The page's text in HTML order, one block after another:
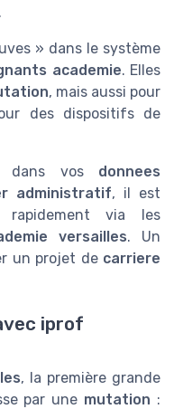
» dans le système
academie. Elles
, mais aussi pour
des dispositifs de
dans vos donnees
administratif, il est
via les
versailles. Un
un projet de carriere
iprof
, la première grande
par une mutation :